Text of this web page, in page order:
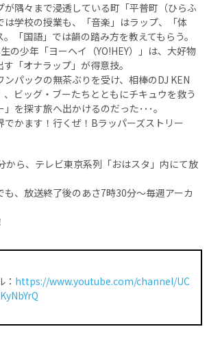
が隅々まで浸透している町「平普町（ひらふ
は学校の授業も、「音楽」はラップ、「体
「国語」では韻の踏み方を教えてもらう。
の少年「ヨーヘイ（YO!HEY）」は、大好物
「オナラップ」が得意技。
ンパックの無茶ぶりを受け、相棒のDJ KEN
、ビッグ・ブーたちとともにチキュウを救う
を探す旅へ出かけるのだった･･･。
でかます！行くぜ！Bラッパーズストリー
から、テレビ東京系列「おはスタ」内にて放
も、放送終了後のあさ7時30分～毎週アーカ
https://www.youtube.com/channel/UC